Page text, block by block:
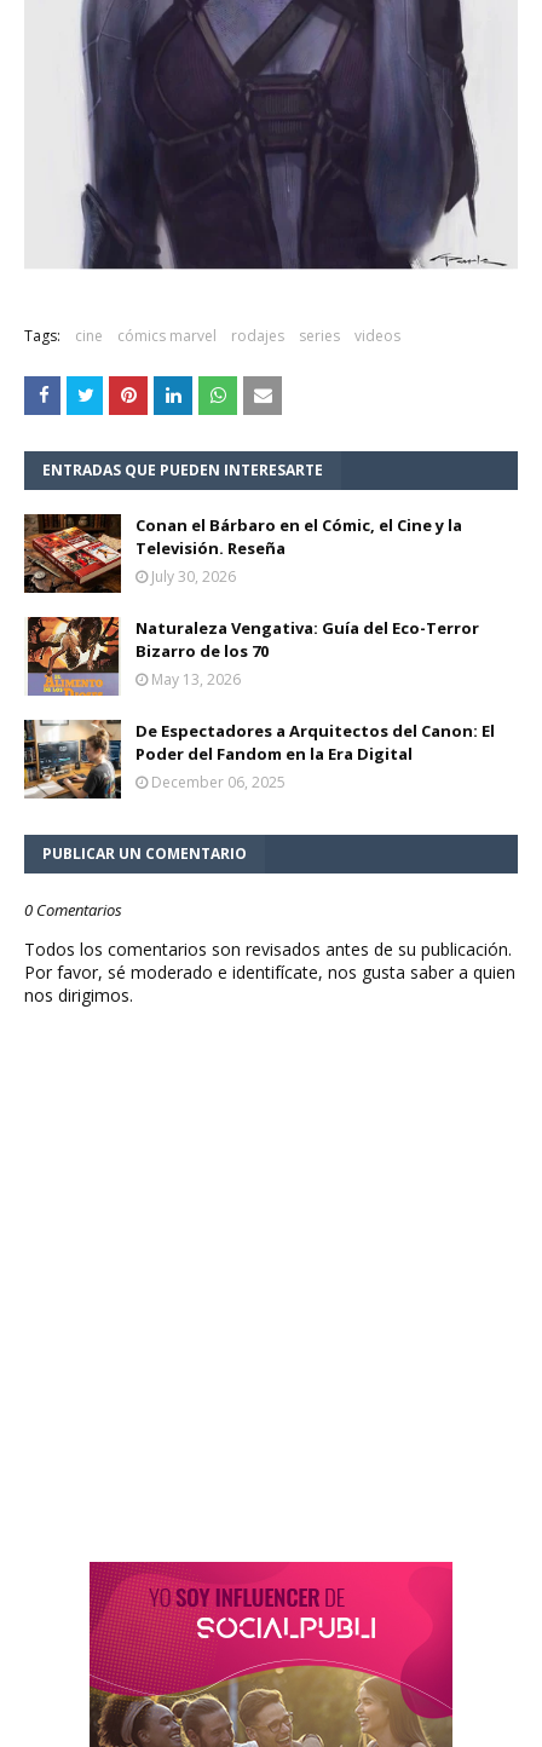
Tags: cine cómics marvel rodajes series videos
ENTRADAS QUE PUEDEN INTERESARTE
Conan el Bárbaro en el Cómic, el Cine y la
Televisión. Reseña
July 30, 2026
Naturaleza Vengativa: Guía del Eco-Terror
Bizarro de los 70
May 13, 2026
De Espectadores a Arquitectos del Canon: El
Poder del Fandom en la Era Digital
December 06, 2025
PUBLICAR UN COMENTARIO
0 Comentarios
Todos los comentarios son revisados antes de su publicación.
Por favor, sé moderado e identifícate, nos gusta saber a quien
nos dirigimos.